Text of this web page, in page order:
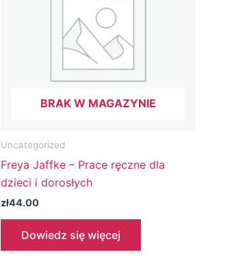
BRAK W MAGAZYNIE
Uncategorized
Freya Jaffke – Prace ręczne dla
dzieci i dorosłych
zł44.00
Dowiedz się więcej